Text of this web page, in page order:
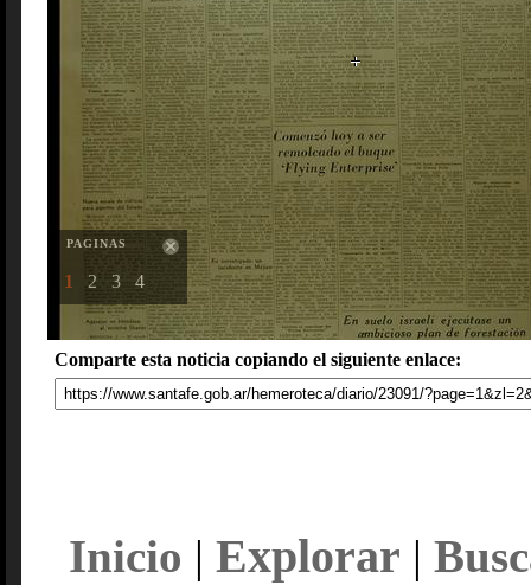
PAGINAS
1 2 3 4
Comparte esta noticia copiando el siguiente enlace:
Inicio | Explorar |